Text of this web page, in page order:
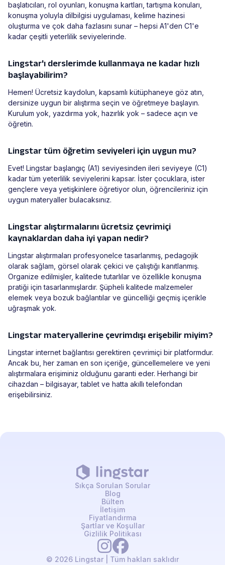
başlatıcıları, rol oyunları, konuşma kartları, tartışma konuları,
konuşma yoluyla dilbilgisi uygulaması, kelime hazinesi
oluşturma ve çok daha fazlasını sunar – hepsi A1'den C1'e
kadar çeşitli yeterlilik seviyelerinde.
Lingstar'ı derslerimde kullanmaya ne kadar hızlı
başlayabilirim?
Hemen! Ücretsiz kaydolun, kapsamlı kütüphaneye göz atın,
dersinize uygun bir alıştırma seçin ve öğretmeye başlayın.
Kurulum yok, yazdırma yok, hazırlık yok – sadece açın ve
öğretin.
Lingstar tüm öğretim seviyeleri için uygun mu?
Evet! Lingstar başlangıç (A1) seviyesinden ileri seviyeye (C1)
kadar tüm yeterlilik seviyelerini kapsar. İster çocuklara, ister
gençlere veya yetişkinlere öğretiyor olun, öğrencileriniz için
uygun materyaller bulacaksınız.
Lingstar alıştırmalarını ücretsiz çevrimiçi
kaynaklardan daha iyi yapan nedir?
Lingstar alıştırmaları profesyonelce tasarlanmış, pedagojik
olarak sağlam, görsel olarak çekici ve çalıştığı kanıtlanmış.
Organize edilmişler, kalitede tutarlılar ve özellikle konuşma
pratiği için tasarlanmışlardır. Şüpheli kalitede malzemeler
elemek veya bozuk bağlantılar ve güncelliği geçmiş içerikle
uğraşmak yok.
Lingstar materyallerine çevrimdışı erişebilir miyim?
Lingstar internet bağlantısı gerektiren çevrimiçi bir platformdur.
Ancak bu, her zaman en son içeriğe, güncellemelere ve yeni
alıştırmalara erişiminiz olduğunu garanti eder. Herhangi bir
cihazdan – bilgisayar, tablet ve hatta akıllı telefondan
erişebilirsiniz.
© 2026 Lingstar | Tüm hakları saklıdır
Sıkça Sorulan Sorular
Blog
Bülten
İletişim
Fiyatlandırma
Şartlar ve Koşullar
Gizlilik Politikası